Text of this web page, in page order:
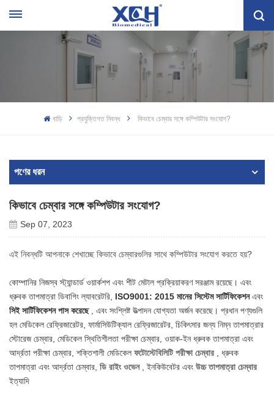
বাড়ি প্রযুক্তিগত নিবন্ধ কিভাবে চেম্বার সঙ্গে কম্পিউটার সংযোগ?
পণের ধরন
কিভাবে চেম্বার সঙ্গে কম্পিউটার সংযোগ?
Sep 07, 2023
এই নিবন্ধটি আপনাকে শেখাচ্ছে কিভাবে চেম্বারগুলির সাথে কম্পিউটার সংযোগ করতে হয়?
কোম্পানির নিজস্ব স্ট্যান্ডার্ড ওয়ার্কশপ এবং শীট মেটাল প্রক্রিয়াকরণ সরঞ্জাম রয়েছে। এবং
ধ্রুবক তাপমাত্রা ডিবাগিং ল্যাবরেটরি, ISO9001: 2015 মানের সিস্টেম সার্টিফিকেশনএবং
সিই সার্টিফিকেশন পাস করেছে
, এবং সংশ্লিষ্ট উত্পাদন যোগ্যতা অর্জন করেছে। প্রধান পণ্যগুলি
হল মেডিকেল রেফ্রিজারেটর, ফার্মাসিউটিক্যাল রেফ্রিজারেটর, চিকিৎসার জন্য নিম্ন তাপমাত্রার
স্টোরেজ চেম্বার, মেডিকেল স্থিতিশীলতা পরীক্ষা চেম্বার, ওয়াক-ইন ধ্রুবক তাপমাত্রা এবং
আর্দ্রতা পরীক্ষা চেম্বার, শক্তিশালী মেডিকেল ফটোস্টেবিলিটি পরীক্ষা চেম্বার
, ধ্রুবক
তাপমাত্রা এবং আর্দ্রতা চেম্বার, ডি রাইং ওভেন , ইনকিউবেটর এবং উচ্চ তাপমাত্রা চেম্বার
ইত্যাদি